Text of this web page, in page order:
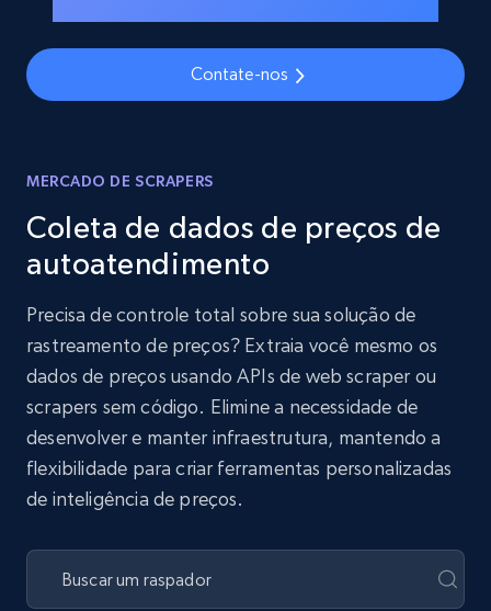
Contate-nos
MERCADO DE SCRAPERS
Coleta de dados de preços de
autoatendimento
Precisa de controle total sobre sua solução de
rastreamento de preços? Extraia você mesmo os
dados de preços usando APIs de web scraper ou
scrapers sem código. Elimine a necessidade de
desenvolver e manter infraestrutura, mantendo a
flexibilidade para criar ferramentas personalizadas
de inteligência de preços.